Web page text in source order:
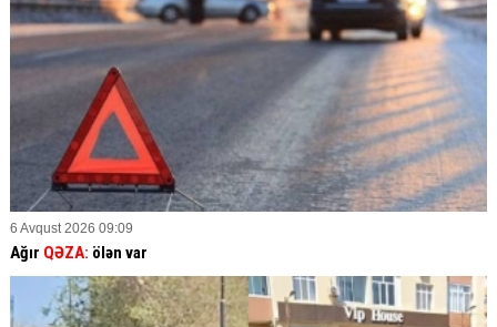
6 Avqust 2026 09:09
Ağır QƏZA: ölən var